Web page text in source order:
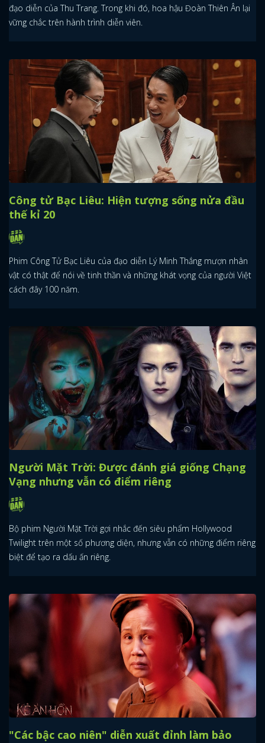
đạo diễn của Thu Trang. Trong khi đó, hoa hậu Đoàn Thiên Ân lại
vững chắc trên hành trình diễn viên.
Công tử Bạc Liêu: Hiện tượng sống nửa đầu
thế kỉ 20
Phim Công Tử Bạc Liêu của đạo diễn Lý Minh Thắng mượn nhân
vật có thật để nói về tinh thần và những khát vọng của người Việt
cách đây 100 năm.
Người Mặt Trời: Được đánh giá giống Chạng
Vạng nhưng vẫn có điểm riêng
Bộ phim Người Mặt Trời gợi nhắc đến siêu phẩm Hollywood
Twilight trên một số phương diện, nhưng vẫn có những điểm riêng
biệt để tạo ra dấu ấn riêng.
"Các bậc cao niên" diễn xuất đỉnh làm bảo